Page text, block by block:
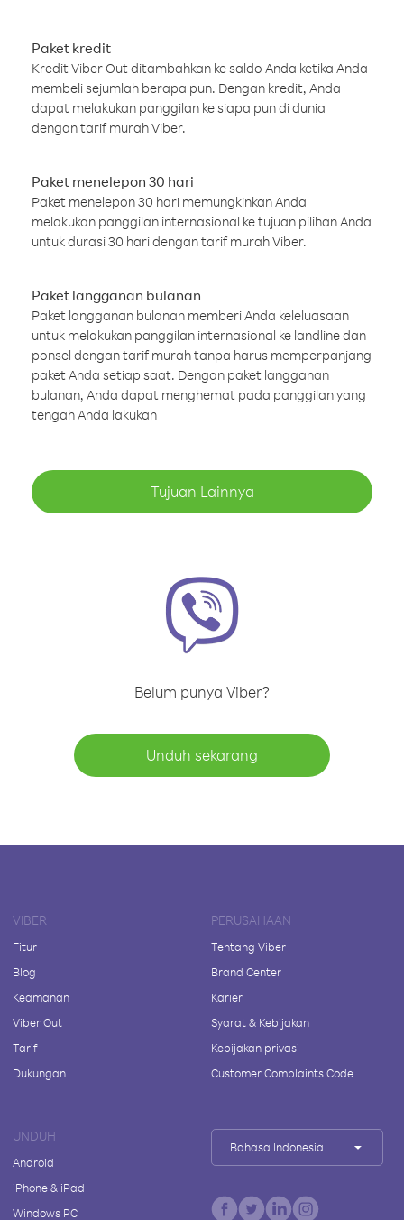
Paket kredit
Kredit Viber Out ditambahkan ke saldo Anda ketika Anda
membeli sejumlah berapa pun. Dengan kredit, Anda
dapat melakukan panggilan ke siapa pun di dunia
dengan tarif murah Viber.
Paket menelepon 30 hari
Paket menelepon 30 hari memungkinkan Anda
melakukan panggilan internasional ke tujuan pilihan Anda
untuk durasi 30 hari dengan tarif murah Viber.
Paket langganan bulanan
Paket langganan bulanan memberi Anda keleluasaan
untuk melakukan panggilan internasional ke landline dan
ponsel dengan tarif murah tanpa harus memperpanjang
paket Anda setiap saat. Dengan paket langganan
bulanan, Anda dapat menghemat pada panggilan yang
tengah Anda lakukan
Tujuan Lainnya
Belum punya Viber?
Unduh sekarang
VIBER
Fitur
Blog
Keamanan
Viber Out
Tarif
Dukungan
PERUSAHAAN
Tentang Viber
Brand Center
Karier
Syarat & Kebijakan
Kebijakan privasi
Customer Complaints Code
UNDUH
Android
iPhone & iPad
Windows PC
Bahasa Indonesia